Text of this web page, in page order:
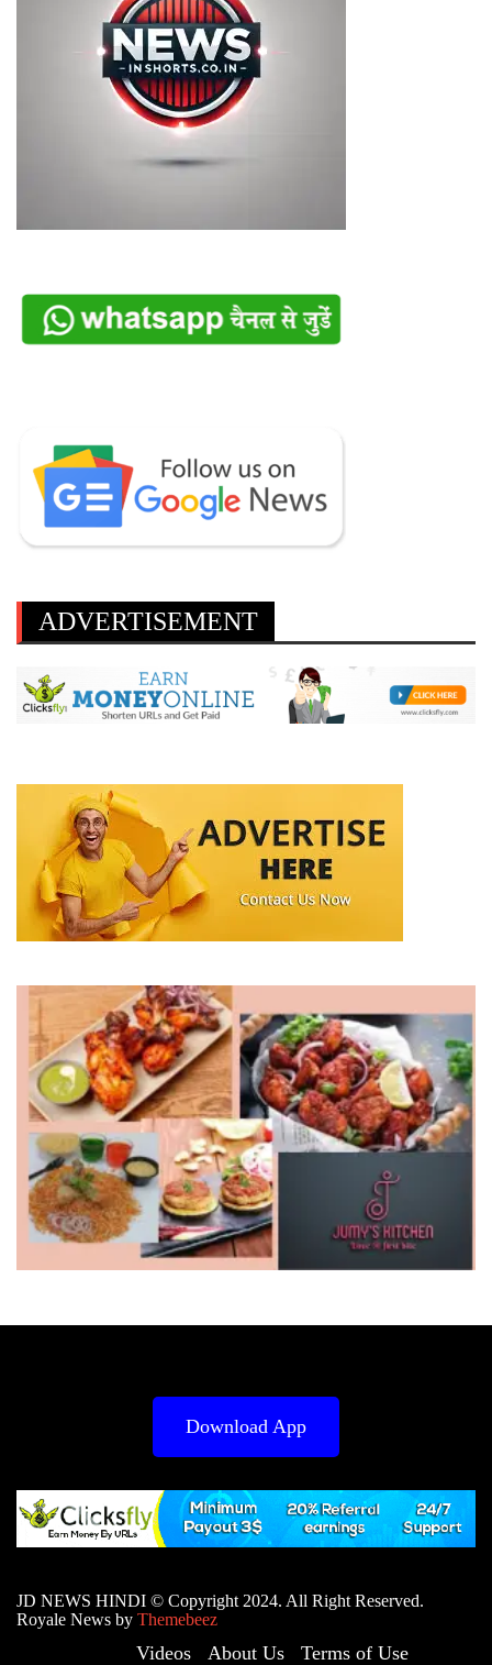
ADVERTISEMENT
Download App
JD NEWS HINDI © Copyright 2024. All Right Reserved.
Royale News by Themebeez
Videos About Us Terms of Use